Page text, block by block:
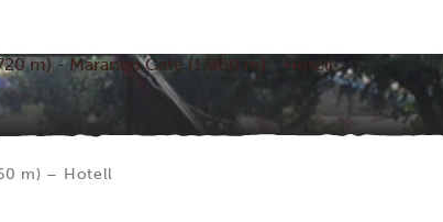
m) - Marangu Gate (1,860 m) - Hotell
m) – Hotell